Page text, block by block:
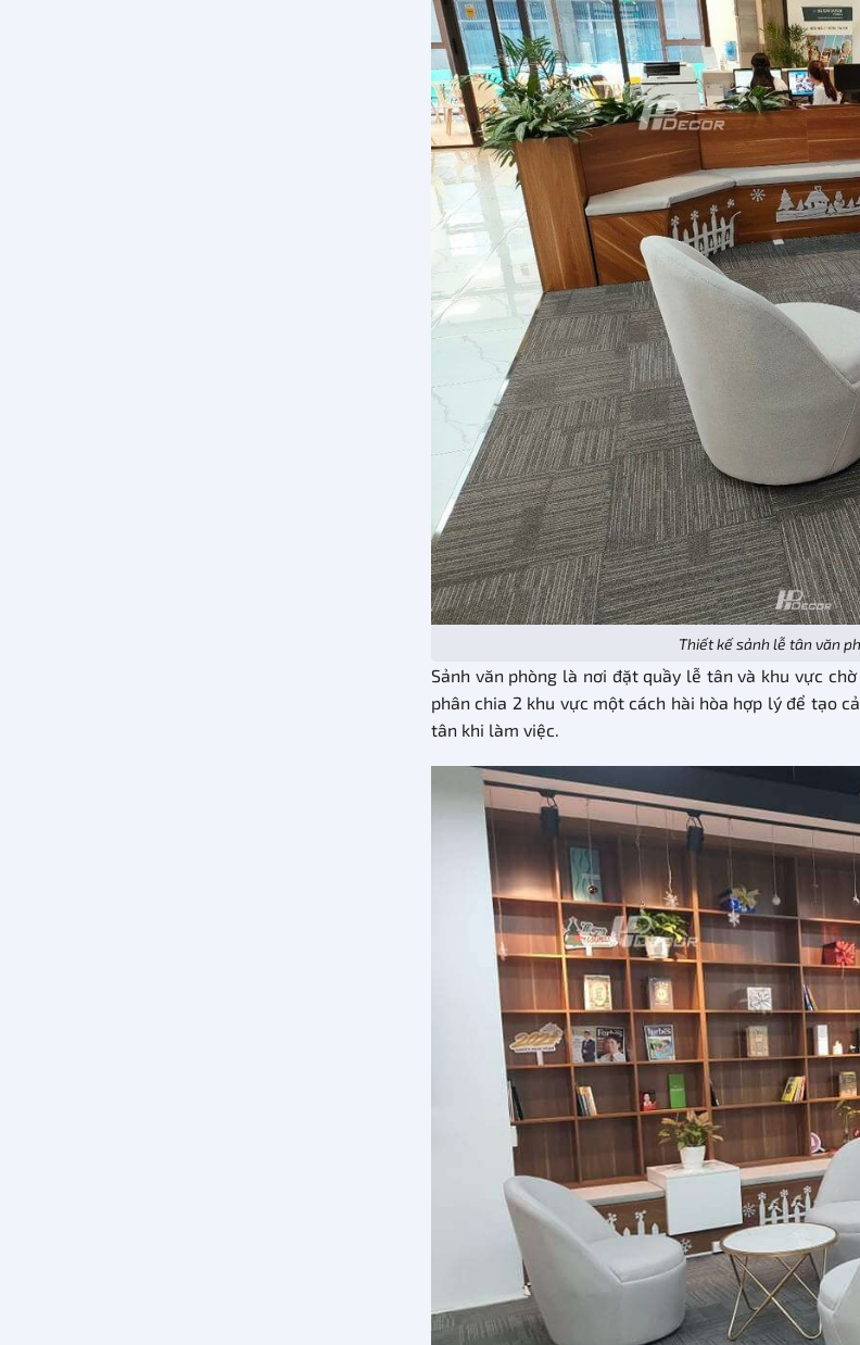
Thiết kế sảnh lễ tân văn
Sảnh văn phòng là nơi đặt quầy lễ tân và khu vực
phân chia 2 khu vực một cách hài hòa hợp lý để tạo
tân khi làm việc.